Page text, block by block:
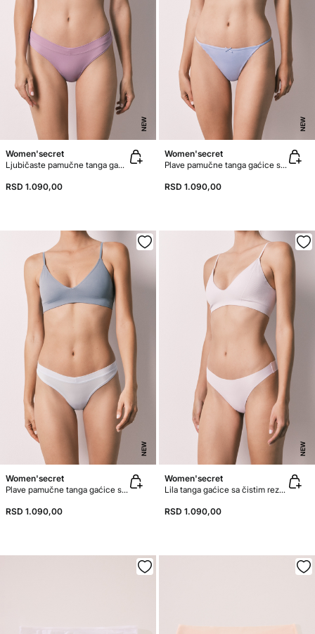
NEW
Women'secret
Ljubičaste pamučne tanga gaćice sa naborima
RSD 1.090,00
NEW
Women'secret
Plave pamučne tanga gaćice sa čipkom
RSD 1.090,00
NEW
Women'secret
Plave pamučne tanga gaćice sa naborima
RSD 1.090,00
NEW
Women'secret
Lila tanga gaćice sa čistim rezom
RSD 1.090,00